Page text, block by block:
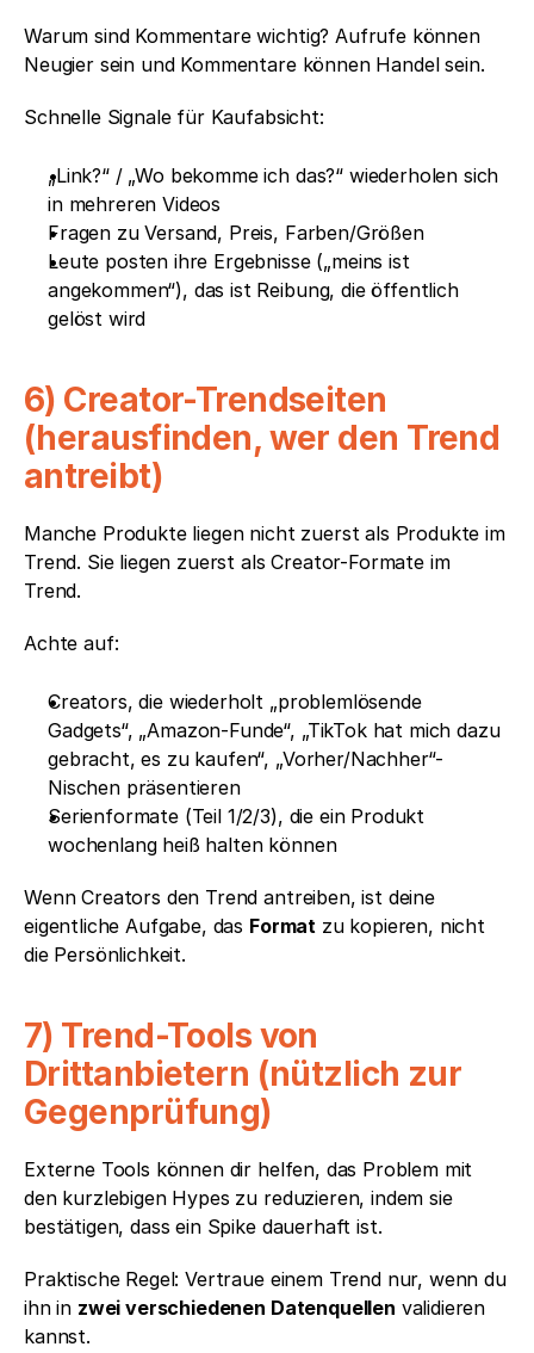
Warum sind Kommentare wichtig? Aufrufe können
Neugier sein und Kommentare können Handel sein.
Schnelle Signale für Kaufabsicht:
„Link?“ / „Wo bekomme ich das?“ wiederholen sich
in mehreren Videos
Fragen zu Versand, Preis, Farben/Größen
Leute posten ihre Ergebnisse („meins ist
angekommen“), das ist Reibung, die öffentlich
gelöst wird
6) Creator-Trendseiten
(herausfinden, wer den Trend
antreibt)
Manche Produkte liegen nicht zuerst als Produkte im
Trend. Sie liegen zuerst als Creator-Formate im
Trend.
Achte auf:
Creators, die wiederholt „problemlösende
Gadgets“, „Amazon-Funde“, „TikTok hat mich dazu
gebracht, es zu kaufen“, „Vorher/Nachher“-
Nischen präsentieren
Serienformate (Teil 1/2/3), die ein Produkt
wochenlang heiß halten können
Wenn Creators den Trend antreiben, ist deine
eigentliche Aufgabe, das Format zu kopieren, nicht
die Persönlichkeit.
7) Trend-Tools von
Drittanbietern (nützlich zur
Gegenprüfung)
Externe Tools können dir helfen, das Problem mit
den kurzlebigen Hypes zu reduzieren, indem sie
bestätigen, dass ein Spike dauerhaft ist.
Praktische Regel: Vertraue einem Trend nur, wenn du
ihn in zwei verschiedenen Datenquellen validieren
kannst.